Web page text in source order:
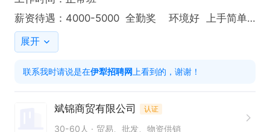
薪资待遇：4000-5000  全勤奖    环境好  上手简单
有意者直接电话联系（加微也可以）
展开
联系我时请说是在伊犁招聘网 上看到的，谢谢！
斌锦商贸有限公司 认证
30-60人 贸易、批发、物资供销